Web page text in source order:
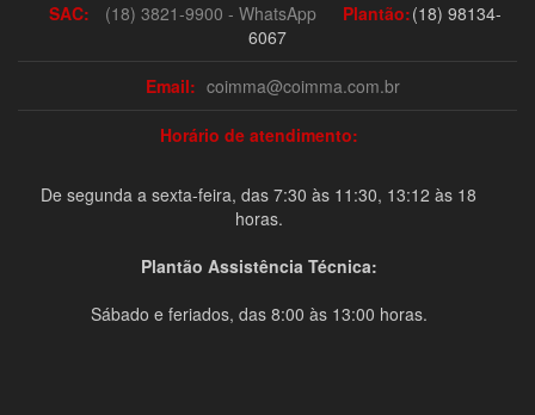
SAC: (18) 3821-9900 - WhatsApp Plantão:(18) 98134-
6067
Email: coimma@coimma.com.br
Horário de atendimento:
De segunda a sexta-feira, das 7:30 às 11:30, 13:12 às 18
horas.
Plantão Assistência Técnica:
Sábado e feriados, das 8:00 às 13:00 horas.